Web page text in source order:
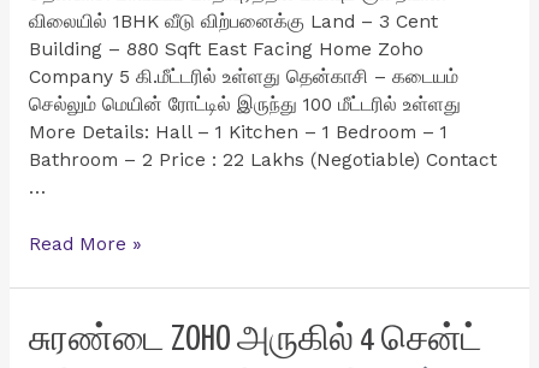
விலையில் 1BHK வீடு விற்பனைக்கு Land – 3 Cent
Building – 880 Sqft East Facing Home Zoho
Company 5 கி.மீட்டரில் உள்ளது தென்காசி – கடையம்
செல்லும் மெயின் ரோட்டில் இருந்து 100 மீட்டரில் உள்ளது
More Details: Hall – 1 Kitchen – 1 Bedroom – 1
Bathroom – 2 Price : 22 Lakhs (Negotiable) Contact
…
தென்காசி
குறைவான
Read More »
சுரண்டை ZOHO அருகில் 4 சென்ட்